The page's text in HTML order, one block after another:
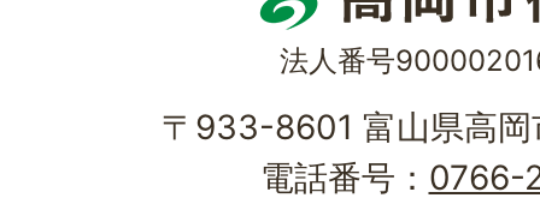
法人番号
〒933-8601 富山県高
電話番号： 0766-